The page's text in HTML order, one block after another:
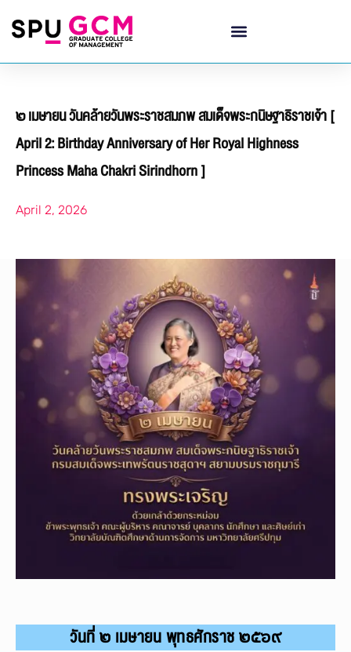
๒ เมษายน วันคล้ายวันพระราชสมภพ สมเด็จพระกนิษฐาธิราชเจ้า [
April 2: Birthday Anniversary of Her Royal Highness
Princess Maha Chakri Sirindhorn ]
April 2, 2026
วันที่ ๒ เมษายน พุทธศักราช ๒๕๖๙